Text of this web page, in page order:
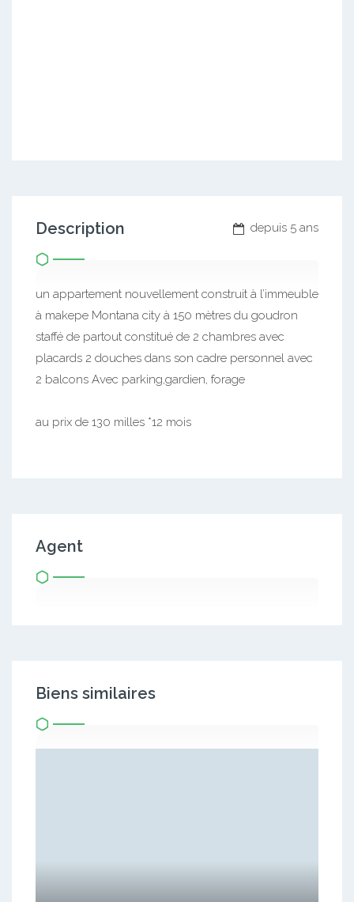
depuis 5 ans
Description
un appartement nouvellement construit à l’immeuble
à makepe Montana city à 150 mètres du goudron
staffé de partout constitué de 2 chambres avec
placards 2 douches dans son cadre personnel avec
2 balcons Avec parking,gardien, forage
au prix de 130 milles *12 mois
Agent
Biens similaires